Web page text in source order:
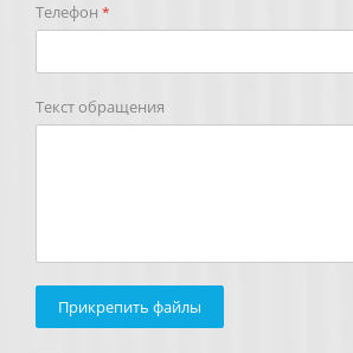
Телефон *
Текст обращения
Прикрепить файлы